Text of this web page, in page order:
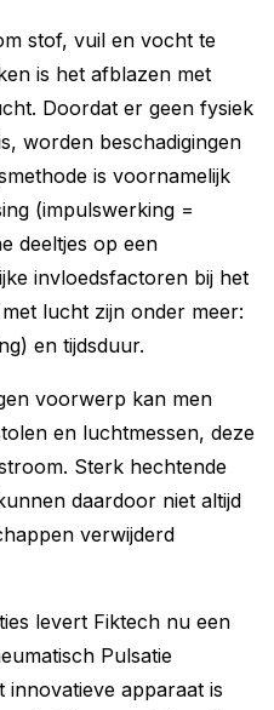
stof, vuil en vocht te
is het afblazen met
Doordat er geen fysiek
worden beschadigingen
is voornamelijk
(impulswerking =
deeltjes op een
invloedsfactoren bij het
lucht zijn onder meer:
en tijdsduur.
voorwerp kan men
en luchtmessen, deze
Sterk hechtende
daardoor niet altijd
verwijderd
levert Fiktech nu een
Pulsatie
innovatieve apparaat is